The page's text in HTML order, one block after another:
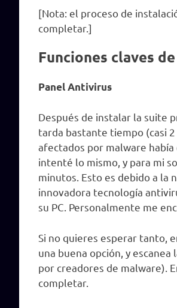
[Nota: el proceso de
completar.]
Funciones claves
Panel Antivirus
Después de instalar la suite
tarda bastante tiempo (casi
afectados por malware
intenté lo mismo, y para mi
minutos. Esto es debido a la
innovadora tecnología
su PC. Personalmente me
Si no quieres esperar tanto,
una buena opción, y
por creadores de malware).
completar.